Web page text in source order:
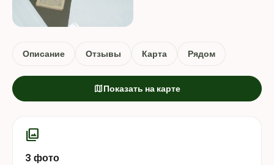
Описание Отзывы Карта Рядом
mapПоказать на карте
photo_library
3 фото